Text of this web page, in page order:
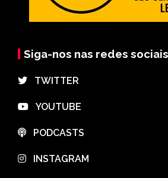
Siga-nos nas redes sociais
⠀TWITTER
⠀YOUTUBE
⠀PODCASTS
⠀INSTAGRAM